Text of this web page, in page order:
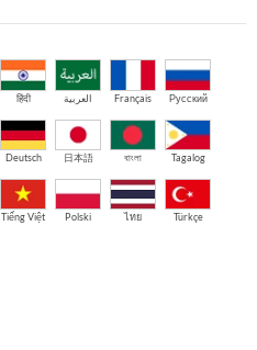
हिंदी العربية Français Русский
Deutsch 日本語 বাংলা Tagalog
Tiếng Việt Polski ไทย Türkçe